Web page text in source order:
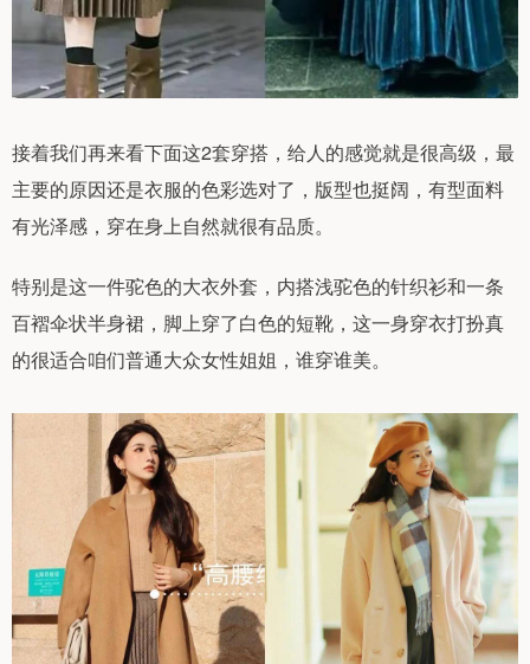
接着我们再来看下面这2套穿搭，给人的感觉就是很高级，最
主要的原因还是衣服的色彩选对了，版型也挺阔，有型面料
有光泽感，穿在身上自然就很有品质。
特别是这一件驼色的大衣外套，内搭浅驼色的针织衫和一条
百褶伞状半身裙，脚上穿了白色的短靴，这一身穿衣打扮真
的很适合咱们普通大众女性姐姐，谁穿谁美。